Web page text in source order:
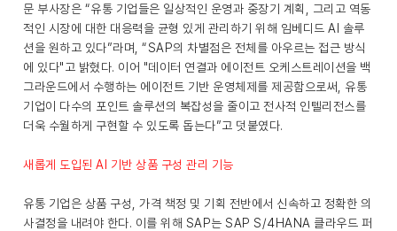
문 부사장은 “유통 기업들은 일상적인 운영과 중장기 계획, 그리고 역동
적인 시장에 대한 대응력을 균형 있게 관리하기 위해 임베디드 AI 솔루
션을 원하고 있다”라며, “SAP의 차별점은 전체를 아우르는 접근 방식
에 있다"고 밝혔다. 이어 "데이터 연결과 에이전트 오케스트레이션을 백
그라운드에서 수행하는 에이전트 기반 운영체제를 제공함으로써, 유통
기업이 다수의 포인트 솔루션의 복잡성을 줄이고 전사적 인텔리전스를
더욱 수월하게 구현할 수 있도록 돕는다”고 덧붙였다.
새롭게 도입된 AI 기반 상품 구성 관리 기능
유통 기업은 상품 구성, 가격 책정 및 기획 전반에서 신속하고 정확한 의
사결정을 내려야 한다. 이를 위해 SAP는 SAP S/4HANA 클라우드 퍼